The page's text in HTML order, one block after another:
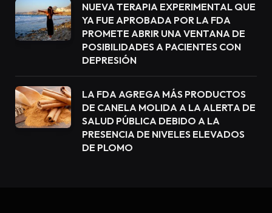
NUEVA TERAPIA EXPERIMENTAL QUE
YA FUE APROBADA POR LA FDA
PROMETE ABRIR UNA VENTANA DE
POSIBILIDADES A PACIENTES CON
DEPRESIÓN
LA FDA AGREGA MÁS PRODUCTOS
DE CANELA MOLIDA A LA ALERTA DE
SALUD PÚBLICA DEBIDO A LA
PRESENCIA DE NIVELES ELEVADOS
DE PLOMO